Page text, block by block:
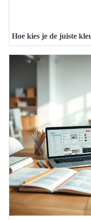
Hoe kies je de juiste